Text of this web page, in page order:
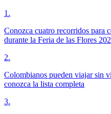
1 .
Conozca cuatro recorridos para
durante la Feria de las Flores
2.
Colombianos pueden viajar sin
conozca la lista completa
3.